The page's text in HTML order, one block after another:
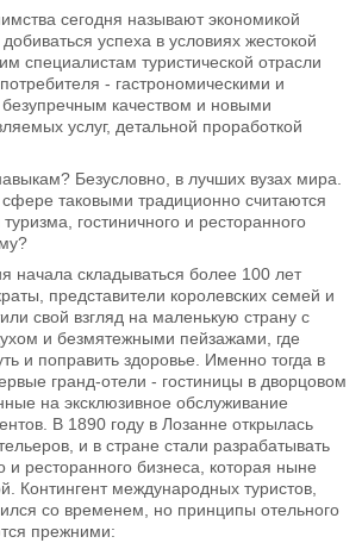
сегодня называют экономикой
успеха в условиях жестокой
специалистам туристической отрасли
- гастрономическими и
качеством и новыми
услуг, детальной проработкой
Безусловно, в лучших вузах мира.
таковыми традиционно считаются
гостиничного и ресторанного
начала складываться более 100 лет
представители королевских семей и
свой взгляд на маленькую страну с
и безмятежными пейзажами, где
и поправить здоровье. Именно тогда в
гранд-отели - гостиницы в дворцовом
на эксклюзивное обслуживание
В 1890 году в Лозанне открылась
и в стране стали разрабатывать
и ресторанного бизнеса, которая ныне
Контингент международных туристов,
со временем, но принципы отельного
прежними: